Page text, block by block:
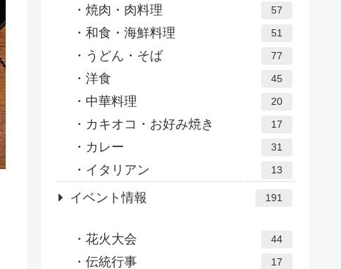
焼肉・肉料理 57
和食・海鮮料理 51
うどん・そば 77
洋食 45
中華料理 20
カキオコ・お好み焼き 17
カレー 31
イタリアン 13
イベント情報 191
花火大会 44
伝統行事 17